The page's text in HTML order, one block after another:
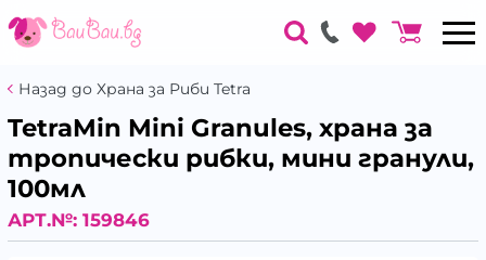
Назад до Храна за Риби Tetra
TetraMin Mini Granules, храна за
тропически рибки, мини гранули,
100мл
АРТ.№: 159846